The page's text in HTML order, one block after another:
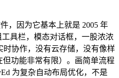
，因为它基本上就是 2005 年
工具栏，模态对话框，一股浓浓
协作，没有云存储，没有像样
功能非常有限）。画简单流程
为复杂自动布局优化，不是